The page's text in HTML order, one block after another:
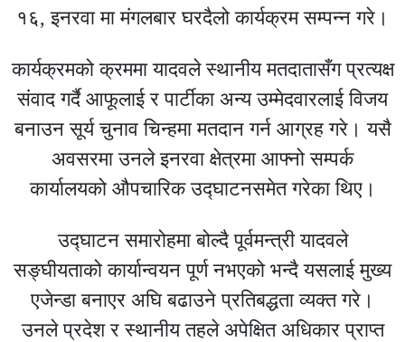
१६,इनरवामा मंगलबार घरदैलो कार्यक्रम सम्पन्न गरे।
कार्यक्रमको क्रममा यादवले स्थानीय मतदातासँग प्रत्यक्ष
संवाद गर्दै आफूलाई र पार्टीका अन्य उम्मेदवारलाई विजय
बनाउन सूर्य चुनाव चिन्हमा मतदान गर्न आग्रह गरे। यसै
अवसरमा उनले इनरवा क्षेत्रमा आफ्नो सम्पर्क
कार्यालयको औपचारिक उद्घाटनसमेत गरेका थिए।
उद्घाटन समारोहमा बोल्दै पूर्वमन्त्री यादवले
सङ्घीयताको कार्यान्वयन पूर्ण नभएको भन्दै यसलाई मुख्य
एजेन्डा बनाएर अघि बढाउने प्रतिबद्धता व्यक्त गरे।
उनले प्रदेश र स्थानीय तहले अपेक्षित अधिकार प्राप्त